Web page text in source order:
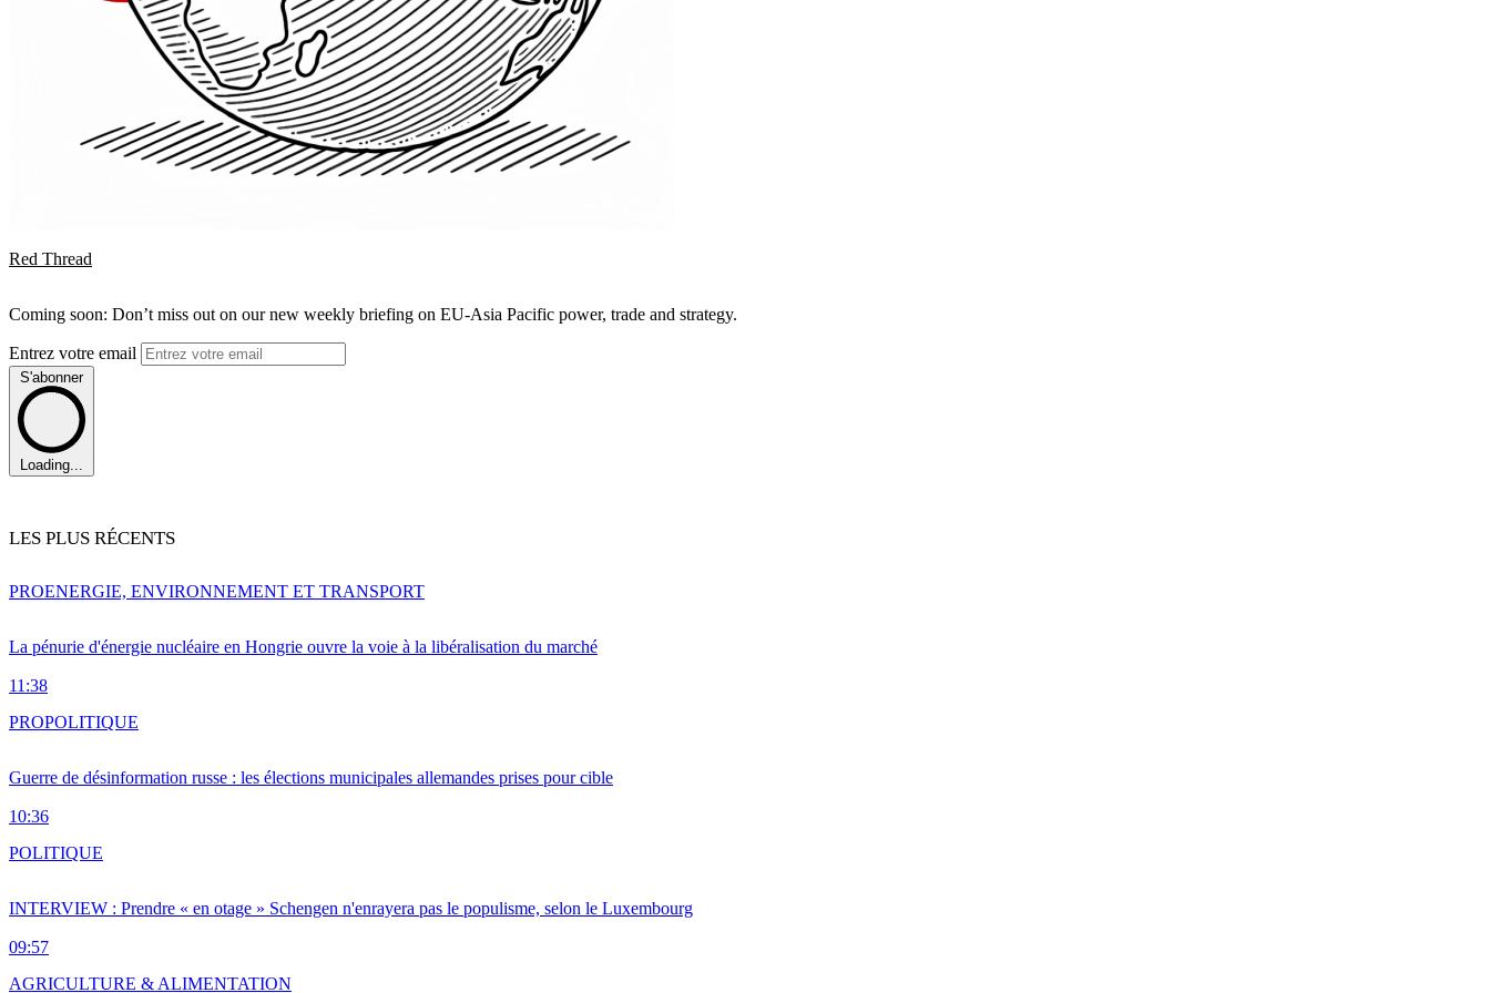
Red Thread
Coming soon: Don’t miss out on our new weekly briefing on EU-Asia Pacific power, trade and strategy.
Entrez votre email
S'abonner
Loading...
LES PLUS RÉCENTS
La pénurie d'énergie nucléaire en Hongrie ouvre la voie à la libéralisation du marché
11:38
PROENERGIE, ENVIRONNEMENT ET TRANSPORT
Guerre de désinformation russe : les élections municipales allemandes prises pour cible
10:36
PROPOLITIQUE
INTERVIEW : Prendre « en otage » Schengen n'enrayera pas le populisme, selon le Luxembourg
09:57
POLITIQUE
AGRICULTURE & ALIMENTATION